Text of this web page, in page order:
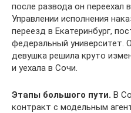
после развода он переехал
Управлении исполнения
переезд в Екатеринбург,
федеральный университет.
девушка решила круто
и уехала в Сочи.
Этапы большого пути. В
контракт с модельным